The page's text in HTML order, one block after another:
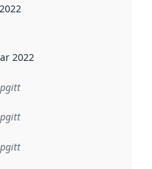
når dataene i dette
2022